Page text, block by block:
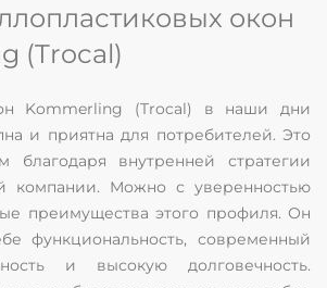
окон
(Trocal)
Kommerling (Trocal) в наши дни
и приятна для потребителей. Это
благодаря внутренней стратегии
компании. Можно с уверенностью
преимущества этого профиля. Он
функциональность, современный
и высокую долговечность.